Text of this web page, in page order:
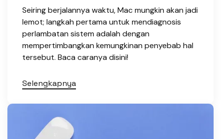
Seiring berjalannya waktu, Mac mungkin akan jadi
lemot; langkah pertama untuk mendiagnosis
perlambatan sistem adalah dengan
mempertimbangkan kemungkinan penyebab hal
tersebut. Baca caranya disini!
Selengkapnya